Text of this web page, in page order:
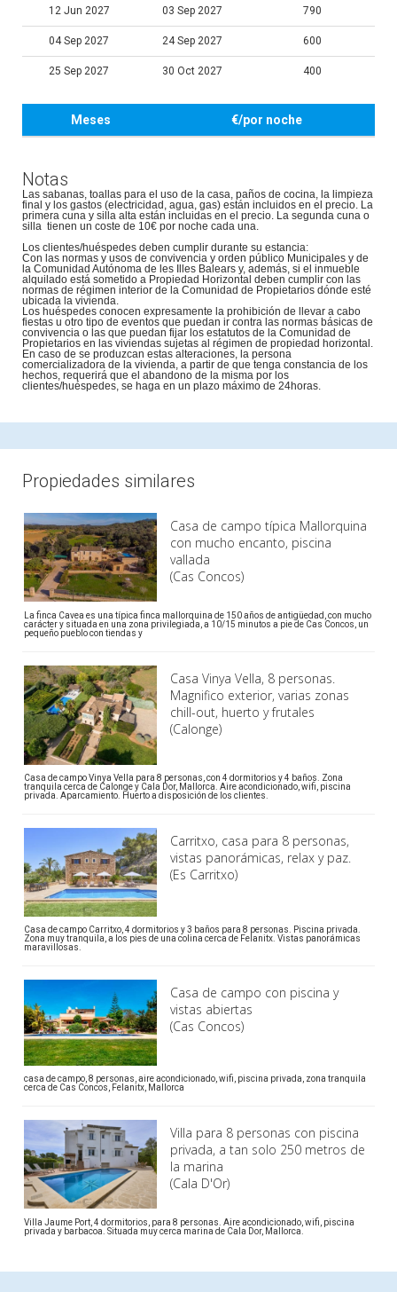
12 Jun 2027 03 Sep 2027 790
04 Sep 2027 24 Sep 2027 600
25 Sep 2027 30 Oct 2027 400
Meses €/por noche
Notas
Las sabanas, toallas para el uso de la casa, paños de cocina, la limpieza
final y los gastos (electricidad, agua, gas) están incluidos en el precio. La
primera cuna y silla alta están incluidas en el precio. La segunda cuna o
silla tienen un coste de 10€ por noche cada una.
Los clientes/huéspedes deben cumplir durante su estancia:
Con las normas y usos de convivencia y orden público Municipales y de
la Comunidad Autónoma de les Illes Balears y, además, si el inmueble
alquilado está sometido a Propiedad Horizontal deben cumplir con las
normas de régimen interior de la Comunidad de Propietarios dónde esté
ubicada la vivienda.
Los huéspedes conocen expresamente la prohibición de llevar a cabo
fiestas u otro tipo de eventos que puedan ir contra las normas básicas de
convivencia o las que puedan fijar los estatutos de la Comunidad de
Propietarios en las viviendas sujetas al régimen de propiedad horizontal.
En caso de se produzcan estas alteraciones, la persona
comercializadora de la vivienda, a partir de que tenga constancia de los
hechos, requerirá que el abandono de la misma por los
clientes/huéspedes, se haga en un plazo máximo de 24horas.
Propiedades similares
Casa de campo típica Mallorquina
con mucho encanto, piscina
vallada
(Cas Concos)
La finca Cavea es una típica finca mallorquina de 150 años de antigüedad, con mucho
carácter y situada en una zona privilegiada, a 10/15 minutos a pie de Cas Concos, un
pequeño pueblo con tiendas y
Casa Vinya Vella, 8 personas.
Magnifico exterior, varias zonas
chill-out, huerto y frutales
(Calonge)
Casa de campo Vinya Vella para 8 personas, con 4 dormitorios y 4 baños. Zona
tranquila cerca de Calonge y Cala Dor, Mallorca. Aire acondicionado, wifi, piscina
privada. Aparcamiento. Huerto a disposición de los clientes.
Carritxo, casa para 8 personas,
vistas panorámicas, relax y paz.
(Es Carritxo)
Casa de campo Carritxo, 4 dormitorios y 3 baños para 8 personas. Piscina privada.
Zona muy tranquila, a los pies de una colina cerca de Felanitx. Vistas panorámicas
maravillosas.
Casa de campo con piscina y
vistas abiertas
(Cas Concos)
casa de campo, 8 personas, aire acondicionado, wifi, piscina privada, zona tranquila
cerca de Cas Concos, Felanitx, Mallorca
Villa para 8 personas con piscina
privada, a tan solo 250 metros de
la marina
(Cala D'Or)
Villa Jaume Port, 4 dormitorios, para 8 personas. Aire acondicionado, wifi, piscina
privada y barbacoa. Situada muy cerca marina de Cala Dor, Mallorca.